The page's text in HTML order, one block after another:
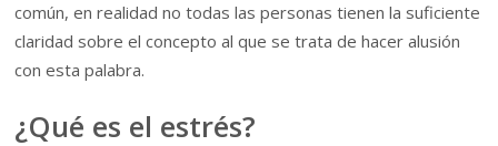
común, en realidad no todas las personas tienen la suficiente
claridad sobre el concepto al que se trata de hacer alusión
con esta palabra.
¿Qué es el estrés?